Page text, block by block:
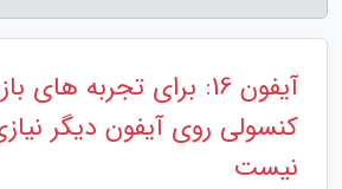
آیفون 16: برای تجربه
کنسولی روی آیفون دیگر
نیست